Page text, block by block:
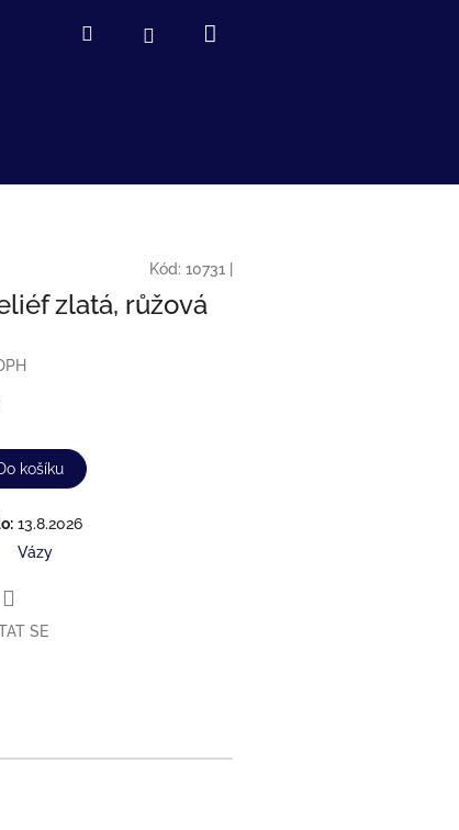
Hledat Přihlášení
Kód: 10731
zlatá, růžová
košíku
13.8.2026
Vázy
SE